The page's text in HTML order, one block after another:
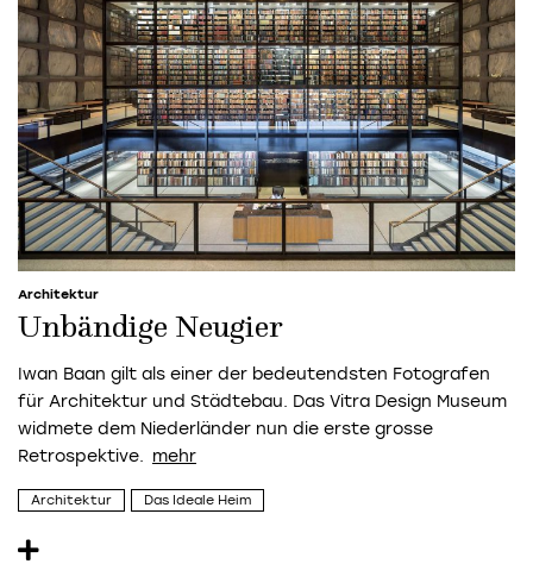
Architektur
Unbändige Neugier
Iwan Baan gilt als einer der bedeutendsten Fotografen
für Architektur und Städtebau. Das Vitra Design Museum
widmete dem Niederländer nun die erste grosse
Retrospektive.
Architektur Das Ideale Heim